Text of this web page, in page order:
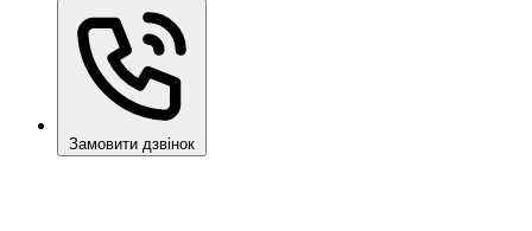
Замовити дзвінок